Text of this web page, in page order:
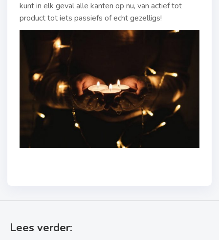
kunt in elk geval alle kanten op nu, van actief tot
product tot iets passiefs of echt gezelligs!
Lees verder: